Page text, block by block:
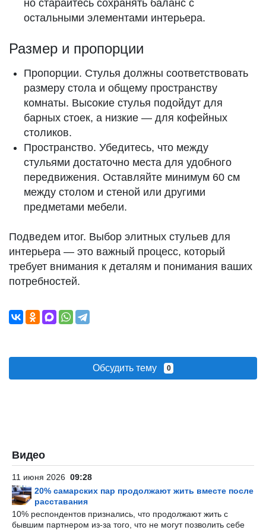
но старайтесь сохранять баланс с
остальными элементами интерьера.
Размер и пропорции
Пропорции. Стулья должны соответствовать
размеру стола и общему пространству
комнаты. Высокие стулья подойдут для
барных стоек, а низкие — для кофейных
столиков.
Пространство. Убедитесь, что между
стульями достаточно места для удобного
передвижения. Оставляйте минимум 60 см
между столом и стеной или другими
предметами мебели.
Подведем итог. Выбор элитных стульев для
интерьера — это важный процесс, который
требует внимания к деталям и понимания ваших
потребностей.
Обсудить тему 0
Видео
11 июня 2026 09:28
20% самарских пар продолжают жить вместе после
расставания
10% респондентов признались, что продолжают жить с
бывшим партнером из-за того, что не могут позволить себе